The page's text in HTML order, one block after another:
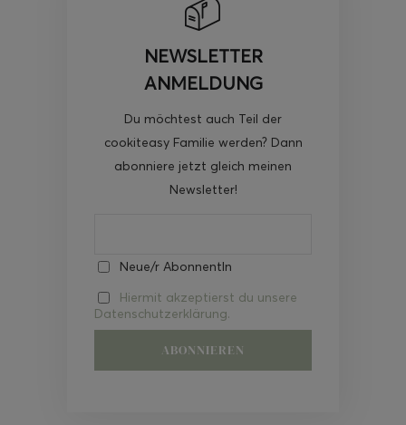
NEWSLETTER
ANMELDUNG
Du möchtest auch Teil der
cookiteasy Familie werden? Dann
abonniere jetzt gleich meinen
Newsletter!
Neue/r AbonnentIn
Hiermit akzeptierst du unsere
Datenschutzerklärung.